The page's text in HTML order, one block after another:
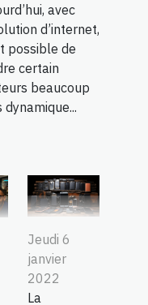
avec
d’internet,
possible de
certain
beaucoup
dynamique...
Jeudi 6
janvier
2022
La